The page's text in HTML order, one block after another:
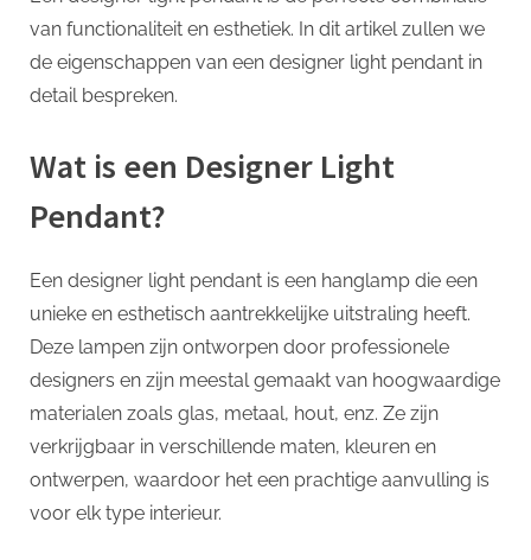
van functionaliteit en esthetiek. In dit artikel zullen we
de eigenschappen van een designer light pendant in
detail bespreken.
Wat is een Designer Light
Pendant?
Een designer light pendant is een hanglamp die een
unieke en esthetisch aantrekkelijke uitstraling heeft.
Deze lampen zijn ontworpen door professionele
designers en zijn meestal gemaakt van hoogwaardige
materialen zoals glas, metaal, hout, enz. Ze zijn
verkrijgbaar in verschillende maten, kleuren en
ontwerpen, waardoor het een prachtige aanvulling is
voor elk type interieur.